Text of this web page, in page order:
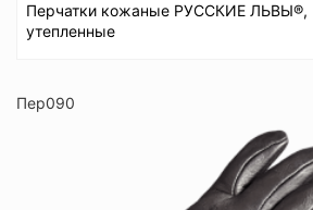
Перчатки кожаные РУССКИЕ ЛЬВЫ®,
утепленные
Пер090